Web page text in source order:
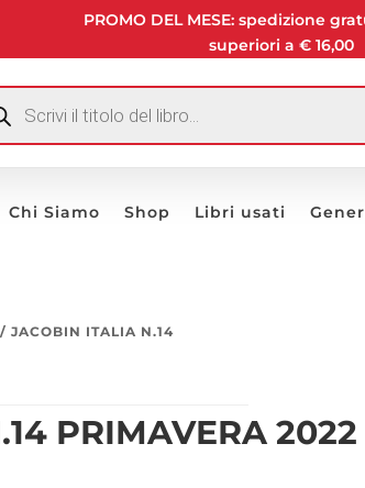
PROMO DEL MESE: spedizione
superiori a € 16,00
Chi Siamo Shop Libri usati
/ JACOBIN ITALIA N.14
PRIMAVERA 2022